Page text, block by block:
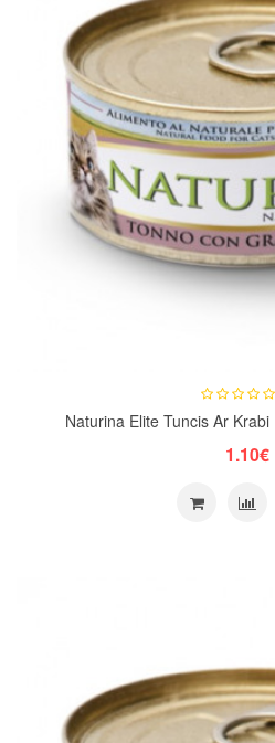
Naturina Elite Tuncis Ar
1.10€